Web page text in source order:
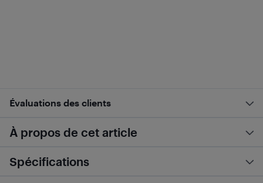
Évaluations des clients
À propos de cet article
Spécifications